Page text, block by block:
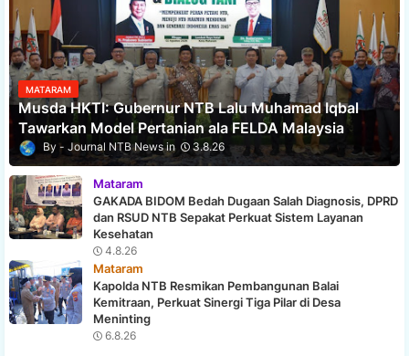
MATARAM
Musda HKTI: Gubernur NTB Lalu Muhamad Iqbal
Tawarkan Model Pertanian ala FELDA Malaysia
Journal NTB News 3.8.26
Mataram
GAKADA BIDOM Bedah Dugaan Salah Diagnosis, DPRD
dan RSUD NTB Sepakat Perkuat Sistem Layanan
Kesehatan
4.8.26
Mataram
Kapolda NTB Resmikan Pembangunan Balai
Kemitraan, Perkuat Sinergi Tiga Pilar di Desa
Meninting
6.8.26